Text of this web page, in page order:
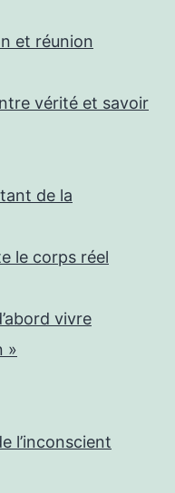
et réunion
vérité et savoir
de la
le corps réel
vivre
»
l’inconscient